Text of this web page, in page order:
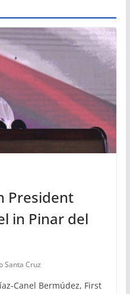
President
in Pinar del
Santa Cruz
Canel Bermúdez, First